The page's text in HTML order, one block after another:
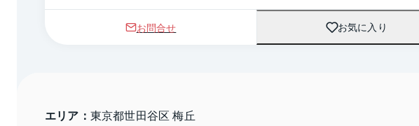
お問合せ お気に入り
エリア： 東京都世田谷区 梅丘